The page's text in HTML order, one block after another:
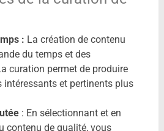
: La création de contenu
du temps et des
curation permet de produire
intéressants et pertinents plus
: En sélectionnant et en
contenu de qualité, vous